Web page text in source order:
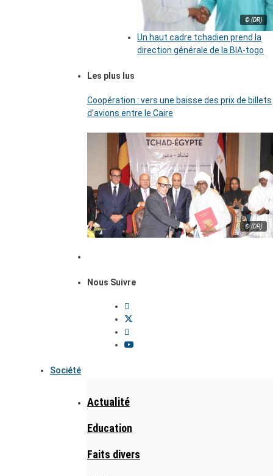
© (DR)
Un haut cadre tchadien prend la
direction générale de la BIA-togo
Les plus lus
Coopération : vers une baisse des prix de billets
d’avions entre le Caire
© (DR)
Nous Suivre
Société
Actualité
Education
Faits divers